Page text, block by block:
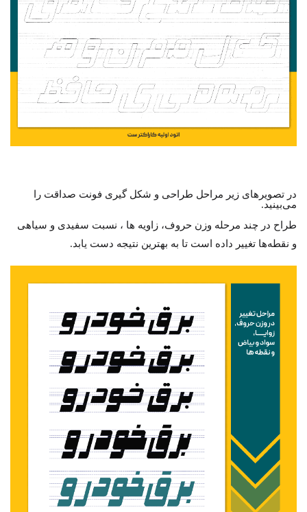
در تصویرهای زیر مراحل طراحی و شکل گیری فونت صداقت را
می‌بینید.
طراح در چند مرحله وزن حروف، زاویه ها ، نسبت سفیدی و سیاهی
و نقطه‌ها تغییر داده است تا به بهترین نتیجه دست یابد.